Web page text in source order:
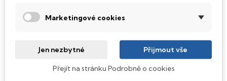
diskem, který na rozdíl od starších magnetických HDD
k mechanickému poškození. Díky použití elektronické
soustavy je tento disk mnohemtiššía především nabízí
rychlejšípráci s daty.
Marketingové cookies
Jen nezbytné Přijmout vše
Přejít na stránku Podrobně o cookies